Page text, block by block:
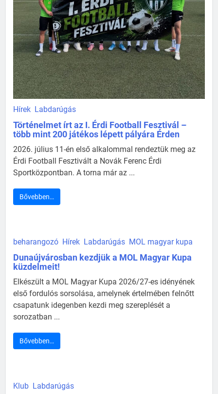
Hírek Labdarúgás
Történelmet írt az I. Érdi Football Fesztivál –
több mint 200 játékos lépett pályára Érden
2026. július 11-én első alkalommal rendeztük meg az
Érdi Football Fesztivált a Novák Ferenc Érdi
Sportközpontban. A torna már az ...
Bővebben…
beharangozó Hírek Labdarúgás MOL magyar kupa
Dunaújvárosban kezdjük a MOL Magyar Kupa
küzdelmeit!
Elkészült a MOL Magyar Kupa 2026/27-es idényének
első fordulós sorsolása, amelynek értelmében felnőtt
csapatunk idegenben kezdi meg szereplését a
sorozatban ...
Bővebben…
Klub Labdarúgás